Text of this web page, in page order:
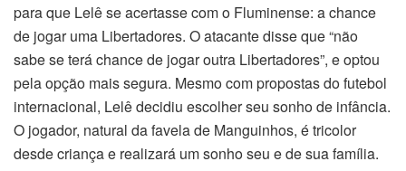
para que Lelê se acertasse com o Fluminense: a chance
de jogar uma Libertadores. O atacante disse que “não
sabe se terá chance de jogar outra Libertadores”, e optou
pela opção mais segura. Mesmo com propostas do futebol
internacional, Lelê decidiu escolher seu sonho de infância.
O jogador, natural da favela de Manguinhos, é tricolor
desde criança e realizará um sonho seu e de sua família.